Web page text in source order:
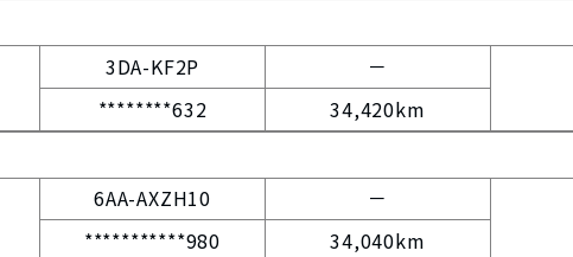
3DA-KF2P
********632
－
34,420km
6AA-AXZH10
***********980
－
34,040km